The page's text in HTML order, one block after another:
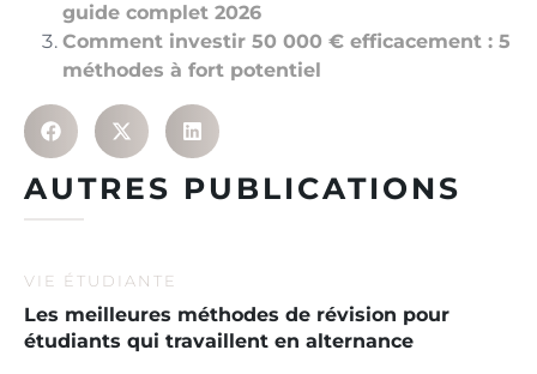
guide complet 2026
Comment investir 50 000 € efficacement : 5
méthodes à fort potentiel
AUTRES PUBLICATIONS
VIE ÉTUDIANTE
Les meilleures méthodes de révision pour
étudiants qui travaillent en alternance